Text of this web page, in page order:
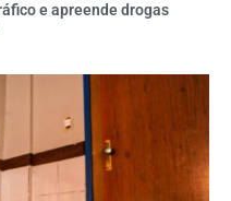
e apreende drogas